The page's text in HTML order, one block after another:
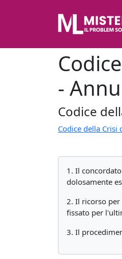
-
Codice
Codice della
1. Il
dolosamente
2. Il ricorso per
fissato per
3. Il